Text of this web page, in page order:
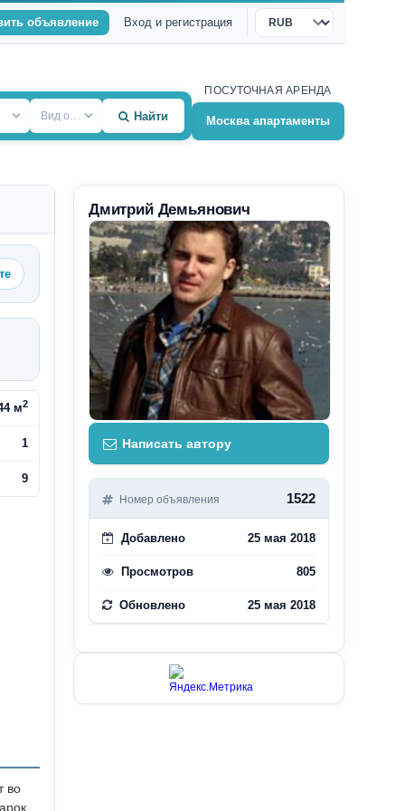
объявление Вход и регистрация
Валюта
Вид объекта Найти
ПОСУТОЧНАЯ АРЕНДА
Москва апартаменты
м2
1
9
во
Дмитрий Демьянович
Написать автору
Номер объявления 1522
Добавлено 25 мая 2018
Просмотров 805
Обновлено 25 мая 2018